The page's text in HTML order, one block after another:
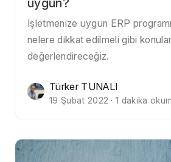
uygun?
İşletmenize uygun ERP
nelere dikkat edilmeli gibi
değerlendireceğiz.
Türker TUNALI
19 Şubat 2022 · 1 dakika